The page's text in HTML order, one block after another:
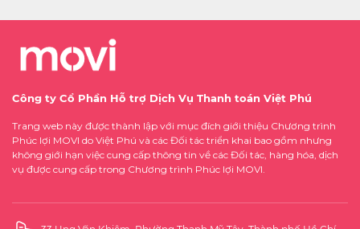
Công ty Cổ Phần Hỗ trợ Dịch Vụ Thanh toán Việt Phú
Trang web này được thành lập với mục đích giới thiệu Chương trình
Phúc lợi MOVI do Việt Phú và các Đối tác triển khai bao gồm nhưng
không giới hạn việc cung cấp thông tin về các Đối tác, hàng hóa, dịch
vụ được cung cấp trong Chương trình Phúc lợi MOVI.